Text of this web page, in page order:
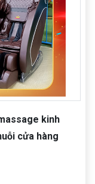
kinh
cửa hàng